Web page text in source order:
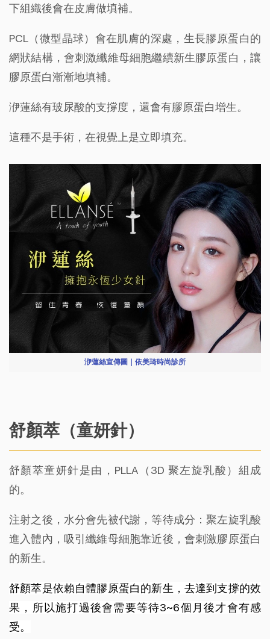
下組織後會在皮膚做填補。
PCL（微型晶球）會在肌膚的深處，生長膠原蛋白的
網狀結構，會刺激纖維母細胞繼續新生膠原蛋白，讓
膠原蛋白漸漸地填補。
洢蓮絲有玻尿酸的支撐度，還會有膠原蛋白增生。
這種不是手術，在視覺上是立即填充。
洢蓮絲宣傳圖｜依美琦時尚診所
舒顏萃（童妍針）
舒顏萃童妍針是由，PLLA（3D 聚左旋乳酸）組成
的。
注射之後，水分會先被代謝，等待成分：聚左旋乳酸
進入體內，吸引纖維母細胞靠近後，會刺激膠原蛋白
的新生。
舒顏萃是依賴自體膠原蛋白的新生，去達到支撐的效
果，所以施打過後會需要等待3~6個月後才會有感
受。